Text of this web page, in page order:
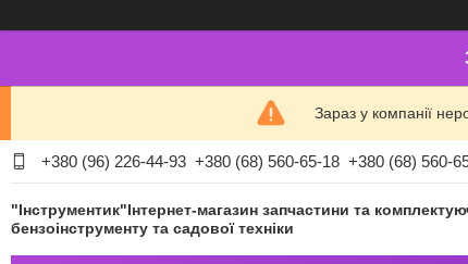
Зараз у компанії
+380 (96) 226-44-93 +380 (68) 560-65-18 +380 (68) 560-
"Інструментик"Інтернет-магазин запчастини та
бензоінструменту та садової техніки